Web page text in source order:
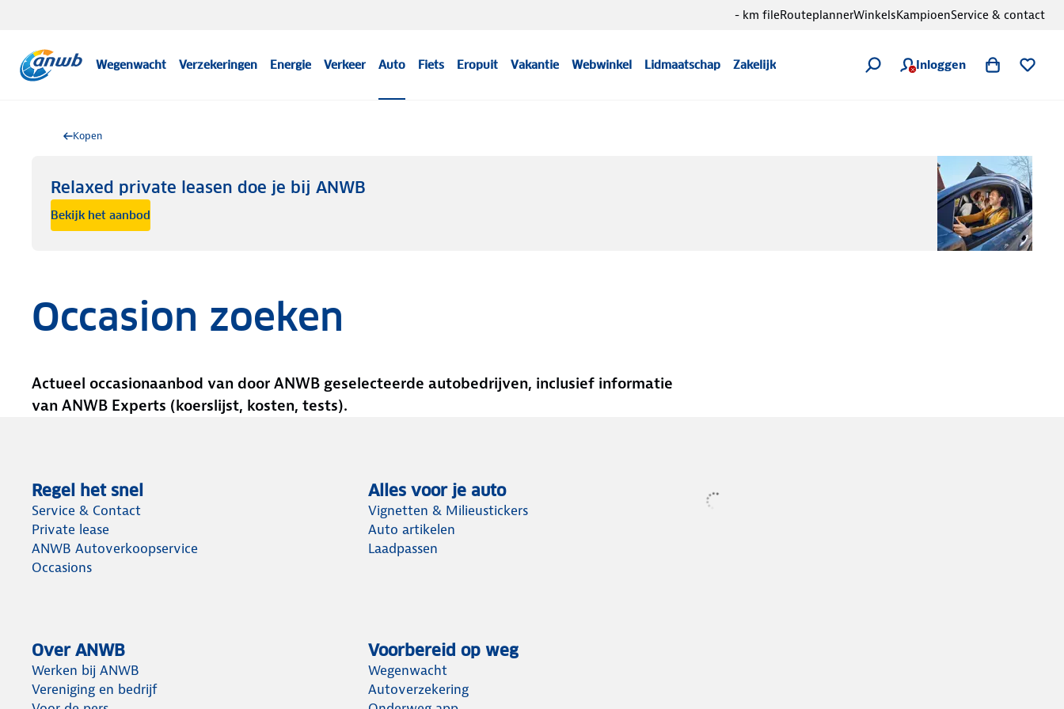
Wegenwacht Verzekeringen Energie Verkeer Auto Fiets Eropuit Vakantie Webwinkel Lidmaatschap Zakelijk Inloggen
- km fileRouteplannerWinkelsKampioenService & contact
Kopen
Relaxed private leasen doe je bij ANWB
Bekijk het aanbod
Occasion zoeken
Actueel occasionaanbod van door ANWB geselecteerde autobedrijven, inclusief informatie
van ANWB Experts (koerslijst, kosten, tests).
Regel het snel
Service & Contact
Private lease
ANWB Autoverkoopservice
Occasions
Alles voor je auto
Vignetten & Milieustickers
Auto artikelen
Laadpassen
Over ANWB
Werken bij ANWB
Vereniging en bedrijf
Voorbereid op weg
Wegenwacht
Autoverzekering